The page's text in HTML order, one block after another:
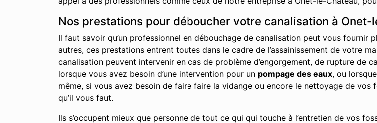
Nos prestations pour déboucher votre canalisation à Onet-
Il faut savoir qu’un professionnel en débouchage de canalisation peut vous fournir
autres, ces prestations entrent toutes dans le cadre de l’assainissement de votre
canalisation peuvent intervenir en cas de problème d’engorgement, de rupture de
lorsque vous avez besoin d’une intervention pour un pompage des eaux, ou
même, si vous avez besoin de faire faire la vidange ou encore le nettoyage de vos
qu’il vous faut.
Ils s’occupent mieux que personne de tout ce qui qui touche à l’entretien de vos